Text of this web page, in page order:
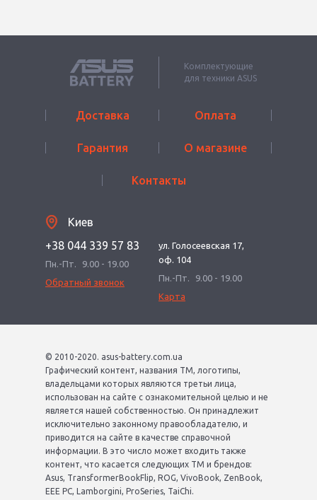
Комплектующие
для техники ASUS
Доставка Оплата
Гарантия О магазине
Контакты
Киев
+38 044 339 57 83
Пн.-Пт.
9.00 - 19.00
Обратный звонок
ул. Голосеевская 17,
оф. 104
Пн.-Пт.
9.00 - 19.00
Карта
© 2010-2020. asus-battery.com.ua
Графический контент, названия ТМ, логотипы,
владельцами которых являются третьи лица,
использован на сайте с ознакомительной целью и не
является нашей собственностью. Он принадлежит
исключительно законному правообладателю, и
приводится на сайте в качестве справочной
информации. В это число может входить также
контент, что касается следующих ТМ и брендов:
Asus, TransformerBookFlip, ROG, VivoBook, ZenBook,
EEE PC, Lamborgini, ProSeries, TaiChi.